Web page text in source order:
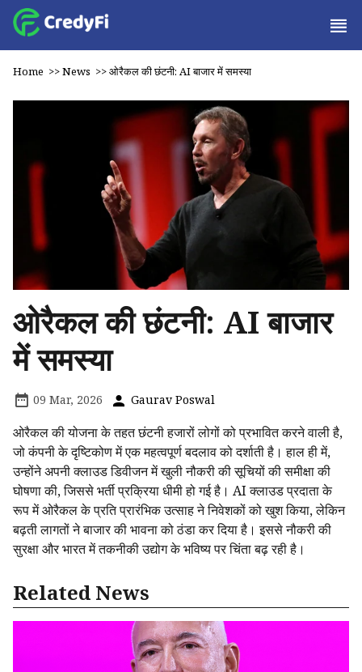
Home >>News >>ओरैकल की छंटनी: AI बाजार में समस्या
ओरैकल की छंटनी: AI बाजार
में समस्या
09 Mar, 2026 Gaurav Poswal
ओरैकल की योजना के तहत छंटनी हजारों लोगों को प्रभावित करने वाली है,
जो कंपनी के दृष्टिकोण में एक महत्वपूर्ण बदलाव को दर्शाती है। हाल ही में,
उन्होंने अपनी क्लाउड डिवीजन में खुली नौकरी की सूचियों की समीक्षा की
घोषणा की, जिससे भर्ती प्रक्रिया धीमी हो गई है। AI क्लाउड प्रदाता के
रूप में ओरैकल के प्रति प्रारंभिक उत्साह ने निवेशकों को खुश किया, लेकिन
बढ़ती लागतों ने बाजार की भावना को ठंडा कर दिया है। इससे नौकरी की
सुरक्षा और भारत में तकनीकी उद्योग के भविष्य पर चिंता बढ़ रही है।
Related News